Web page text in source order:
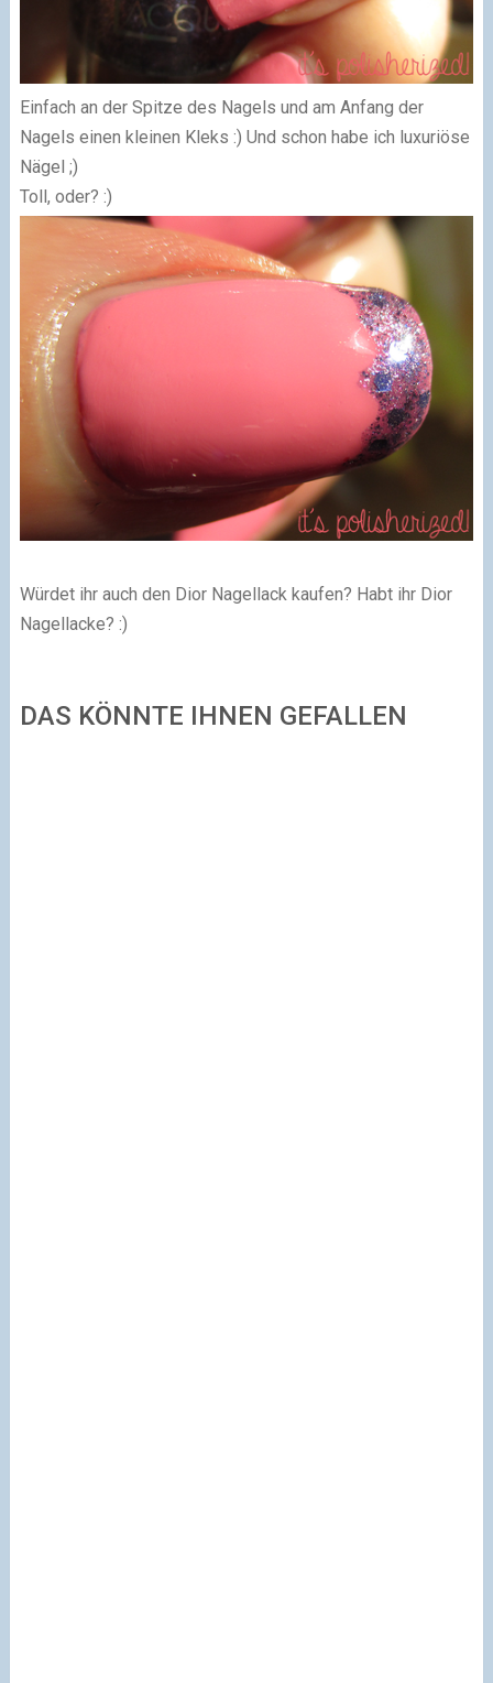
Einfach an der Spitze des Nagels und am Anfang der
Nagels einen kleinen Kleks :) Und schon habe ich luxuriöse
Nägel ;)
Toll, oder? :)
Würdet ihr auch den Dior Nagellack kaufen? Habt ihr Dior
Nagellacke? :)
DAS KÖNNTE IHNEN GEFALLEN